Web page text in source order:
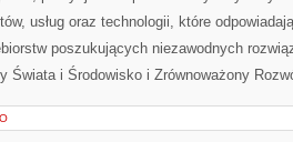
usług oraz technologii, które
poszukujących niezawodnych
Świata i Środowisko i Zrównoważony